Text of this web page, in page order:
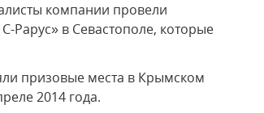
компании провели
Рарус» в Севастополе, которые
призовые места в Крымском
2014 года.